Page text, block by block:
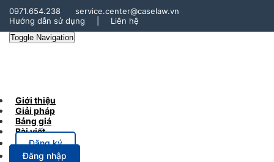
0971.654.238
service.center@caselaw.vn
Hướng dẫn sử dụng
Liên hệ
Toggle Navigation
Giới thiệu
Giải pháp
Bảng giá
Bài viết
Đăng ký
Đăng nhập